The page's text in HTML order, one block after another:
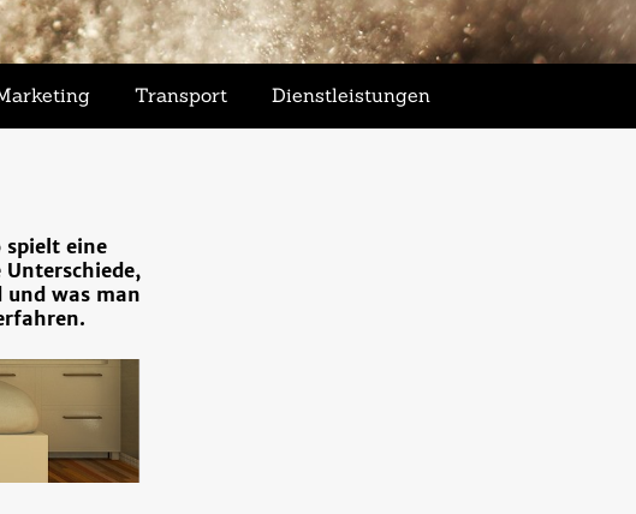
Transport Dienstleistungen
spielt eine
und was man